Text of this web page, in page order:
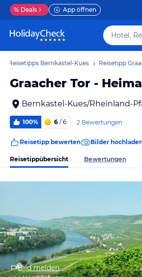
% Deals App öffnen
Reisetipps Bernkastel-Kues Reisetipp
Graacher Tor -
Bernkastel-Kues/Rheinland-
100% 6 / 6 2 Bewertungen
Reisetipp bewerten Bilder
Reisetippübersicht Bewertungen
Bild melden